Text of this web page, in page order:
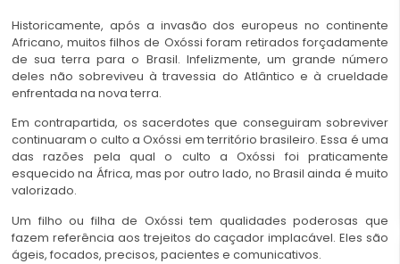
Historicamente, após a invasão dos europeus no continente
Africano, muitos filhos de Oxóssi foram retirados forçadamente
de sua terra para o Brasil. Infelizmente, um grande número
deles não sobreviveu à travessia do Atlântico e à crueldade
enfrentada na nova terra.
Em contrapartida, os sacerdotes que conseguiram sobreviver
continuaram o culto a Oxóssi em território brasileiro. Essa é uma
das razões pela qual o culto a Oxóssi foi praticamente
esquecido na África, mas por outro lado, no Brasil ainda é muito
valorizado.
Um filho ou filha de Oxóssi tem qualidades poderosas que
fazem referência aos trejeitos do caçador implacável. Eles são
ágeis, focados, precisos, pacientes e comunicativos.